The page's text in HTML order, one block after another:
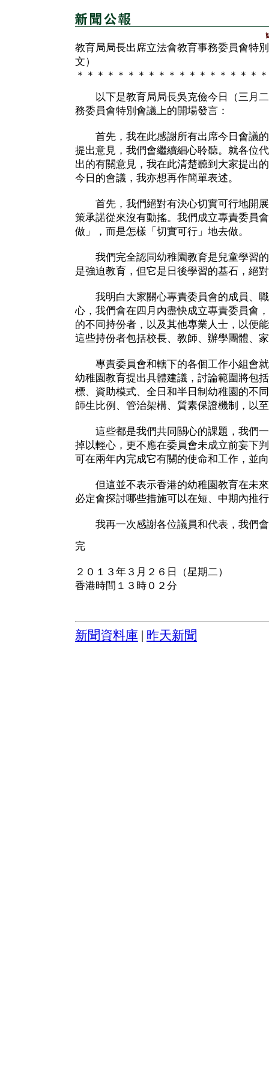
教育局局長出席立法會教育事務委員會特
文）
＊＊＊＊＊＊＊＊＊＊＊＊＊＊＊＊＊＊
以下是教育局局長吳克儉今日（三月二
務委員會特別會議上的開場發言：
首先，我在此感謝所有出席今日會議的
提出意見，我們會繼續細心聆聽。就各位
出的有關意見，我在此清楚聽到大家提出
今日的會議，我亦想再作簡單表述。
首先，我們絕對有決心切實可行地開展
策承諾從來沒有動搖。我們成立專責委員
做」，而是怎樣「切實可行」地去做。
我們完全認同幼稚園教育是兒童學習的
是強迫教育，但它是日後學習的基石，絕
我明白大家關心專責委員會的成員、職
心，我們會在四月內盡快成立專責委員會
的不同持份者，以及其他專業人士，以便
這些持份者包括校長、教師、辦學團體、
專責委員會和轄下的各個工作小組會就
幼稚園教育提出具體建議，討論範圍將包
標、資助模式、全日和半日制幼稚園的不
師生比例、管治架構、質素保證機制，以
這些都是我們共同關心的課題，我們一
掉以輕心，更不應在委員會未成立前妄下
可在兩年內完成它有關的使命和工作，並
但這並不表示香港的幼稚園教育在未來
必定會探討哪些措施可以在短、中期內推
我再一次感謝各位議員和代表，我們會
完
２０１３年３月２６日（星期二）
香港時間１３時０２分
新聞資料庫 昨天新聞